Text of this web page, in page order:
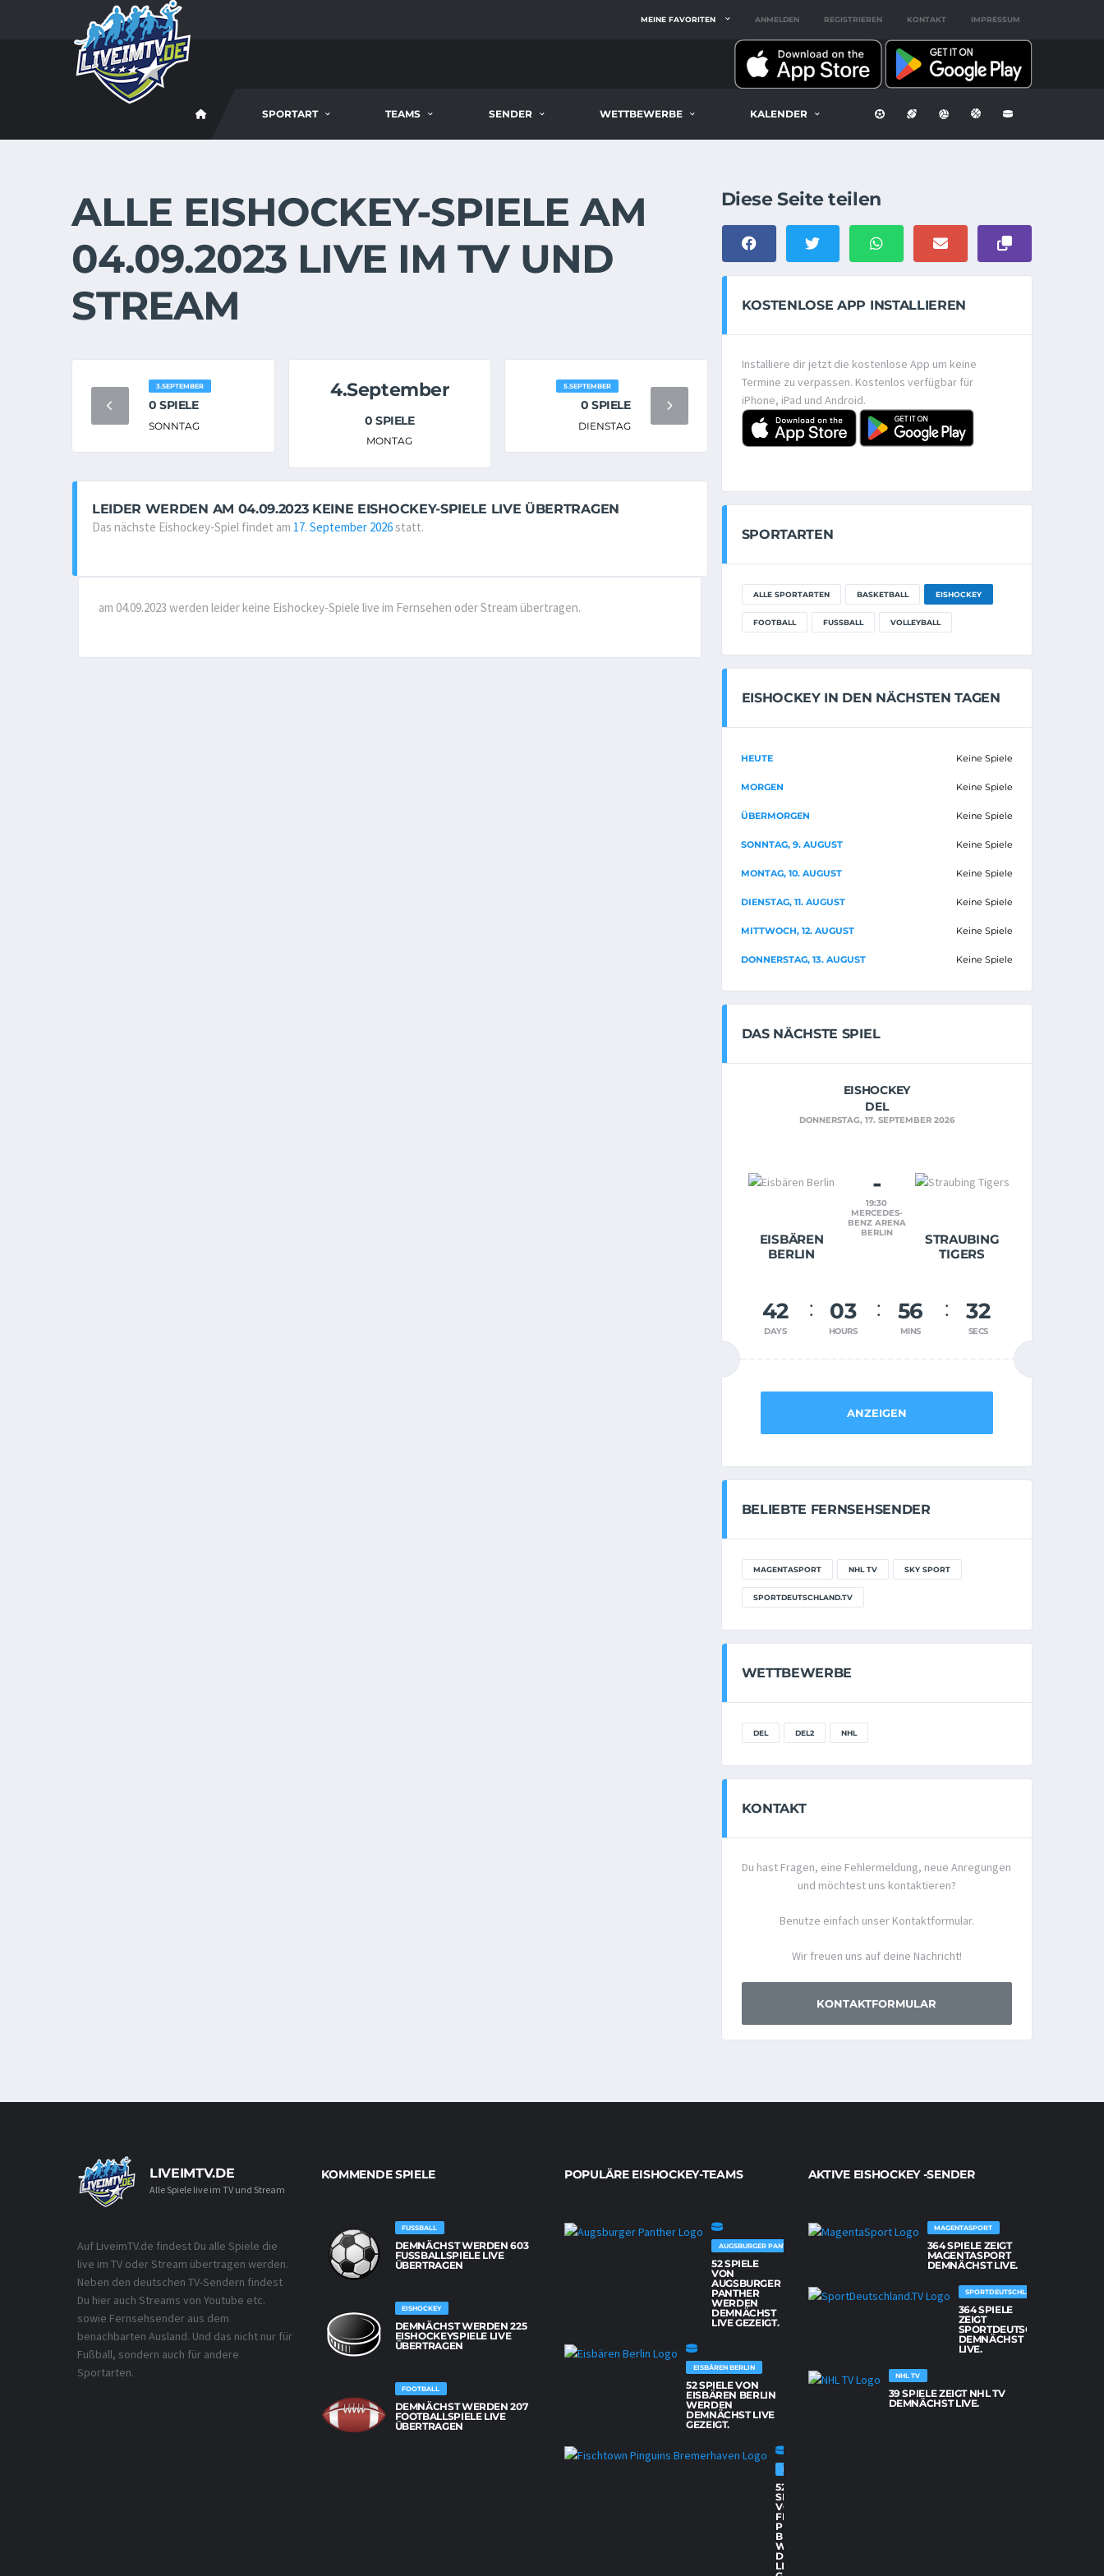
MEINE FAVORITEN ANMELDEN REGISTRIEREN KONTAKT IMPRESSUM
SPORTART TEAMS SENDER WETTBEWERBE KALENDER
ALLE EISHOCKEY-SPIELE AM
04.09.2023 LIVE IM TV UND
STREAM
3.SEPTEMBER
0 SPIELE
SONNTAG
4.September
0 SPIELE
MONTAG
5.SEPTEMBER
0 SPIELE
DIENSTAG
LEIDER WERDEN AM 04.09.2023 KEINE EISHOCKEY-SPIELE LIVE ÜBERTRAGEN
Das nächste Eishockey-Spiel findet am 17. September 2026statt.
am 04.09.2023 werden leider keine Eishockey-Spiele live im Fernsehen oder Stream übertragen.
Diese Seite teilen
KOSTENLOSE APP INSTALLIEREN
Installiere dir jetzt die kostenlose App um keine
Termine zu verpassen. Kostenlos verfügbar für
iPhone, iPad und Android.
SPORTARTEN
ALLE SPORTARTEN BASKETBALL EISHOCKEY
FOOTBALL FUSSBALL VOLLEYBALL
EISHOCKEY IN DEN NÄCHSTEN TAGEN
HEUTE Keine Spiele
MORGEN Keine Spiele
ÜBERMORGEN Keine Spiele
SONNTAG, 9. AUGUST Keine Spiele
MONTAG, 10. AUGUST Keine Spiele
DIENSTAG, 11. AUGUST Keine Spiele
MITTWOCH, 12. AUGUST Keine Spiele
DONNERSTAG, 13. AUGUST Keine Spiele
DAS NÄCHSTE SPIEL
EISHOCKEY
DEL
DONNERSTAG, 17. SEPTEMBER 2026
EISBÄREN
BERLIN
-
19:30
MERCEDES-
BENZ ARENA
BERLIN
STRAUBING
TIGERS
42
DAYS
03
HOURS
56
MINS
31
SECS
ANZEIGEN
BELIEBTE FERNSEHSENDER
MAGENTASPORT NHL TV SKY SPORT
SPORTDEUTSCHLAND.TV
WETTBEWERBE
DEL DEL2 NHL
KONTAKT
Du hast Fragen, eine Fehlermeldung, neue Anregungen
und möchtest uns kontaktieren?
Benutze einfach unser Kontaktformular.
Wir freuen uns auf deine Nachricht!
KONTAKTFORMULAR
LIVEIMTV.DE
Alle Spiele live im TV und Stream
Auf LiveimTV.de findest Du alle Spiele die
live im TV oder Stream übertragen werden.
Neben den deutschen TV-Sendern findest
Du hier auch Streams von Youtube etc.
sowie Fernsehsender aus dem
benachbarten Ausland. Und das nicht nur für
Fußball, sondern auch für andere
Sportarten.
KOMMENDE SPIELE
FUSSBALL
DEMNÄCHST WERDEN 603
FUSSBALLSPIELE LIVE Ü
BERTRAGEN
EISHOCKEY
DEMNÄCHST WERDEN 225
EISHOCKEYSPIELE LIVE
ÜBERTRAGEN
FOOTBALL
DEMNÄCHST WERDEN 207
FOOTBALLSPIELE LIVE
ÜBERTRAGEN
POPULÄRE EISHOCKEY-TEAMS
AUGSBURGER PANTHER
52 SPIELE
VON
AUGSBURGER
PANTHER
WERDEN
DEMNÄCHST
LIVE GEZEIGT.
EISBÄREN BERLIN
52 SPIELE VON
EISBÄREN BERLIN
WERDEN
DEMNÄCHST LIVE
GEZEIGT.
FISCHTOWN PINGUINS BREMERHAVEN
52
SPIELE
VON
FISCHTOWN
PINGUINS
BREMERHAVEN
WERDEN
DEMNÄCHST
LIVE
AKTIVE EISHOCKEY -SENDER
MAGENTASPORT
364 SPIELE ZEIGT
MAGENTASPORT
DEMNÄCHST LIVE.
SPORTDEUTSCHLAND.TV
364 SPIELE
ZEIGT
SPORTDEUTSCHLAND.TV
DEMNÄCHST
LIVE.
NHL TV
39 SPIELE ZEIGT NHL TV
DEMNÄCHST LIVE.